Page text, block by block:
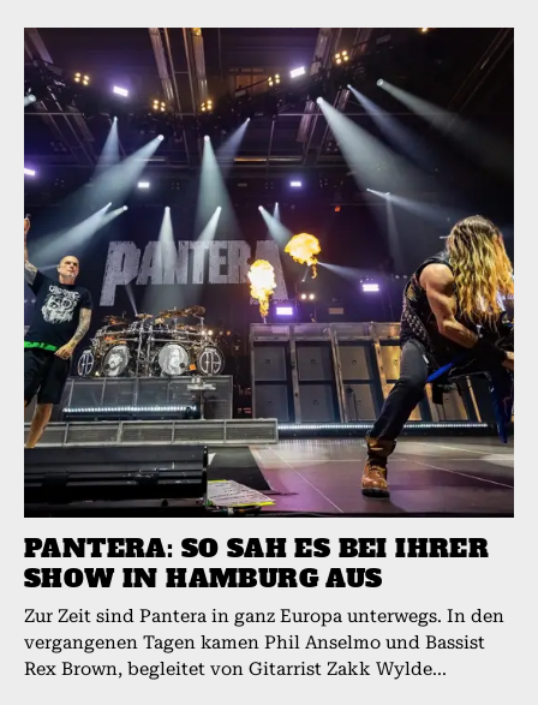
PANTERA: SO SAH ES BEI IHRER
SHOW IN HAMBURG AUS
Zur Zeit sind Pantera in ganz Europa unterwegs. In den
vergangenen Tagen kamen Phil Anselmo und Bassist
Rex Brown, begleitet von Gitarrist Zakk Wylde...